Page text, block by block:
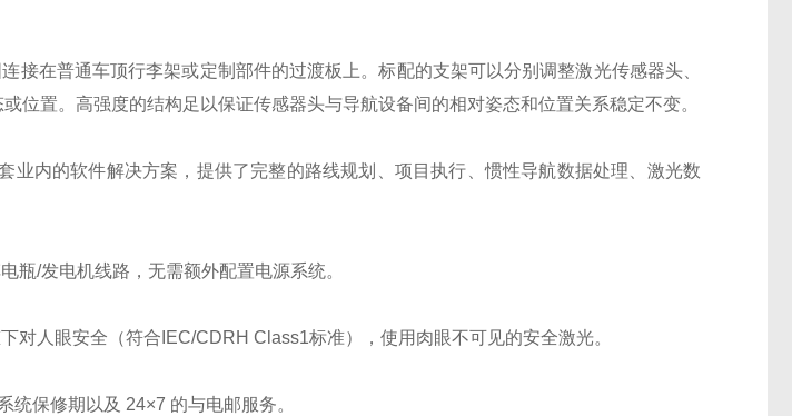
接在普通车顶行李架或定制部件的过渡板上。标配的支架可以分别调整激光传感器头、
位置。高强度的结构足以保证传感器头与导航设备间的相对姿态和位置关系稳定不变。
业内的软件解决方案，提供了完整的路线规划、项目执行、惯性导航数据处理、激光数
瓶/发电机线路，无需额外配置电源系统。
对人眼安全（符合IEC/CDRH Class1标准），使用肉眼不可见的安全激光。
统保修期以及 24×7 的与电邮服务。